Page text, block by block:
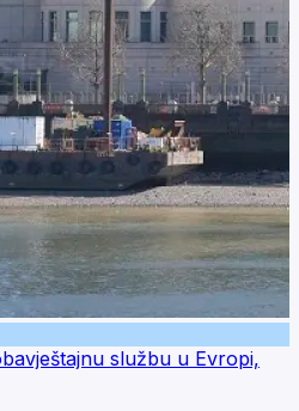
službu u Evropi,